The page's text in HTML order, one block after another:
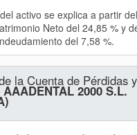
activo se explica a partir del
Neto del 24,85 % y
del 7,58 %.
la Cuenta de Pérdidas y
AAADENTAL 2000 S.L.